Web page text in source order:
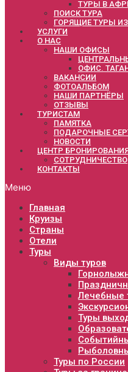
ТУРЫ В
ПОИСК ТУРА
ГОРЯЩИЕ ТУРЫ
УСЛУГИ
О НАС
НАШИ ОФИСЫ
ОФИС.
ВАКАНСИИ
ФОТОАЛЬБОМ
НАШИ ПАРТНЁРЫ
ОТЗЫВЫ
ТУРИСТАМ
ПАМЯТКА
ПОДАРОЧНЫЕ
НОВОСТИ
ЦЕНТР
СОТРУДНИЧЕСТВО
КОНТАКТЫ
Меню
Главная
Круизы
Страны
Отели
Туры
Виды туров
Лечебные
Туры
Туры по России